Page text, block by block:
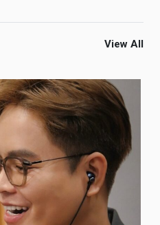
View All